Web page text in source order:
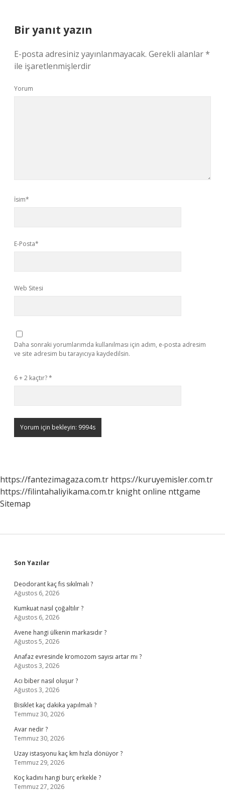
Bir yanıt yazın
E-posta adresiniz yayınlanmayacak. Gerekli alanlar*
ile işaretlenmişlerdir
Yorum
İsim*
E-Posta*
Web Sitesi
Daha sonraki yorumlarımda kullanılması için adım, e-posta adresim
ve site adresim bu tarayıcıya kaydedilsin.
6 + 2 kaçtır?*
https://fantezimagaza.com.tr https://kuruyemisler.com.tr
https://filintahaliyikama.com.tr knight online nttgame
Sitemap
Sidebar
Son Yazılar
Deodorant kaç fıs sıkılmalı ?
Ağustos 6, 2026
Kumkuat nasıl çoğaltılır ?
Ağustos 6, 2026
Avene hangi ülkenin markasıdır ?
Ağustos 5, 2026
Anafaz evresinde kromozom sayısı artar mı ?
Ağustos 3, 2026
Acı biber nasıl oluşur ?
Ağustos 3, 2026
Bisiklet kaç dakika yapılmalı ?
Temmuz 30, 2026
Avar nedir ?
Temmuz 30, 2026
Uzay istasyonu kaç km hızla dönüyor ?
Temmuz 29, 2026
Koç kadını hangi burç erkekle ?
Temmuz 27, 2026